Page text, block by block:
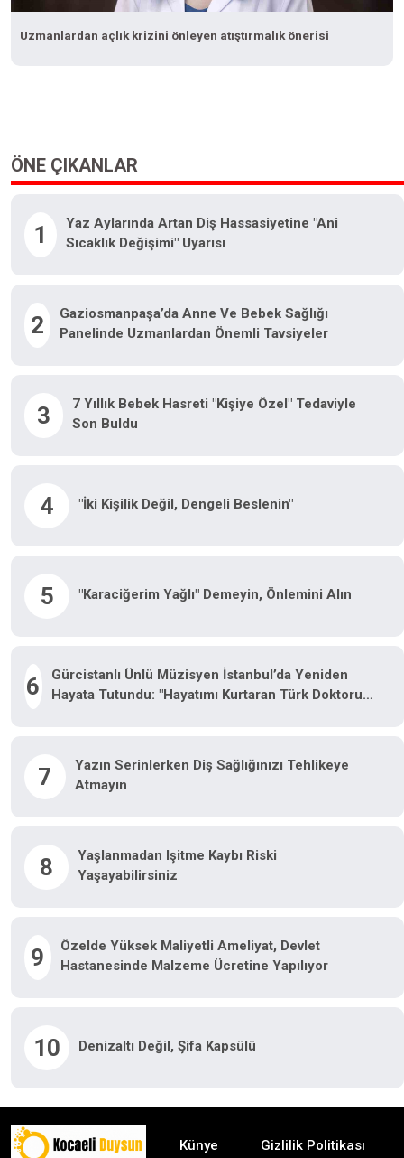
Uzmanlardan açlık krizini önleyen atıştırmalık önerisi
ÖNE ÇIKANLAR
1
Yaz Aylarında Artan Diş Hassasiyetine "ani
Sıcaklık Değişimi" Uyarısı
2
Gaziosmanpaşa’da Anne Ve Bebek Sağlığı
Panelinde Uzmanlardan Önemli Tavsiyeler
3
7 Yıllık Bebek Hasreti "kişiye Özel" Tedaviyle
Son Buldu
4 "İki Kişilik Değil, Dengeli Beslenin"
5 "Karaciğerim Yağlı" Demeyin, Önlemini Alın
6
Gürcistanlı Ünlü Müzisyen İstanbul’da Yeniden
Hayata Tutundu: "Hayatımı Kurtaran Türk Doktorum
7
Yazın Serinlerken Diş Sağlığınızı Tehlikeye
Atmayın
8
Yaşlanmadan Işitme Kaybı Riski
Yaşayabilirsiniz
9
Özelde Yüksek Maliyetli Ameliyat, Devlet
Hastanesinde Malzeme Ücretine Yapılıyor
10 Denizaltı Değil, Şifa Kapsülü
Künye Gizlilik Politikası